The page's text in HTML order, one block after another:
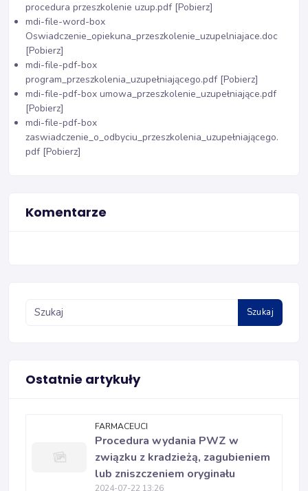
procedura przeszkolenie uzup.pdf [Pobierz]
mdi-file-word-box
Oswiadczenie_opiekuna_przeszkolenie_uzupelniajace.doc
[Pobierz]
mdi-file-pdf-box
program_przeszkolenia_uzupełniającego.pdf [Pobierz]
mdi-file-pdf-box umowa_przeszkolenie_uzupełniające.pdf
[Pobierz]
mdi-file-pdf-box
zaswiadczenie_o_odbyciu_przeszkolenia_uzupełniającego.
pdf [Pobierz]
Komentarze
Szukaj
Ostatnie artykuły
FARMACEUCI
Procedura wydania PWZ w
związku z kradzieżą, zagubieniem
lub zniszczeniem oryginału
2024-07-22 13:26